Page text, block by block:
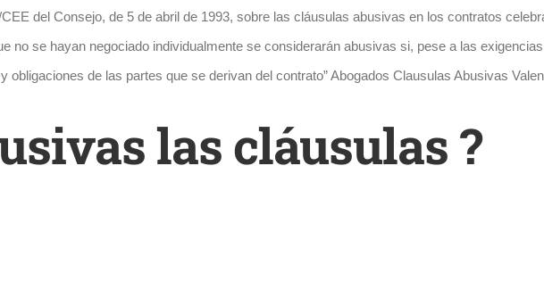
del Consejo, de 5 de abril de 1993, sobre las cláusulas abusivas en los contratos
no se hayan negociado individualmente se considerarán abusivas si, pese a las
de las partes que se derivan del contrato” Abogados Clausulas Abusivas
las cláusulas ?